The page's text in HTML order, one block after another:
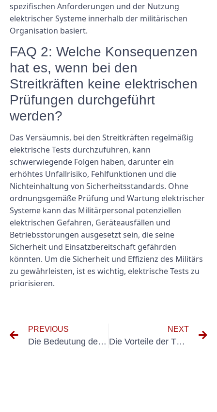
spezifischen Anforderungen und der Nutzung
elektrischer Systeme innerhalb der militärischen
Organisation basiert.
FAQ 2: Welche Konsequenzen
hat es, wenn bei den
Streitkräften keine elektrischen
Prüfungen durchgeführt
werden?
Das Versäumnis, bei den Streitkräften regelmäßig
elektrische Tests durchzuführen, kann
schwerwiegende Folgen haben, darunter ein
erhöhtes Unfallrisiko, Fehlfunktionen und die
Nichteinhaltung von Sicherheitsstandards. Ohne
ordnungsgemäße Prüfung und Wartung elektrischer
Systeme kann das Militärpersonal potenziellen
elektrischen Gefahren, Geräteausfällen und
Betriebsstörungen ausgesetzt sein, die seine
Sicherheit und Einsatzbereitschaft gefährden
könnten. Um die Sicherheit und Effizienz des Militärs
zu gewährleisten, ist es wichtig, elektrische Tests zu
priorisieren.
PREVIOUS
Die Bedeutung der Inspektion elektrischer Systeme durch die Zollbehörden verstehen
NEXT
Die Vorteile der TÜV Elektroprüfung für Unternehmen und Privatpersonen